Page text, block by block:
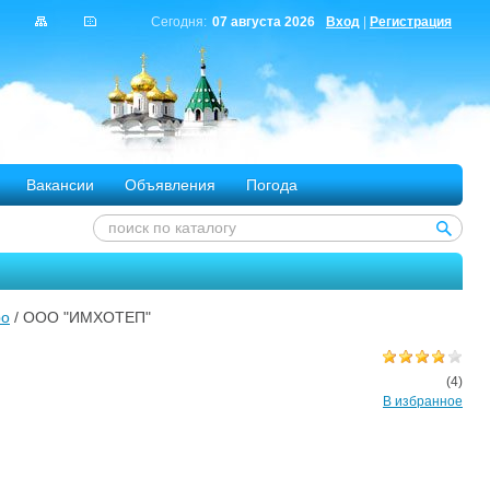
Вход Регистрация
Сегодня: 07 августа 2026
Вакансии Объявления Погода
/ ООО "ИМХОТЕП"
(4)
В избранное